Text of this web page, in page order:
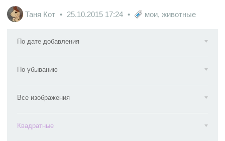
Таня Кот 25.10.2015 17:24 мои, животные
По дате добавления
По убыванию
Все изображения
Квадратные